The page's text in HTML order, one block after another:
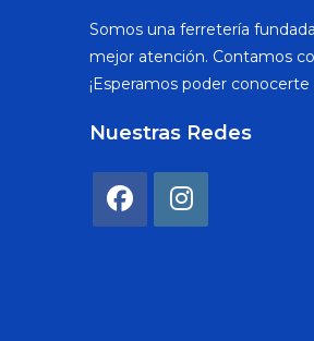
Somos una ferretería
mejor atención. Contamos
¡Esperamos poder
Nuestras Redes